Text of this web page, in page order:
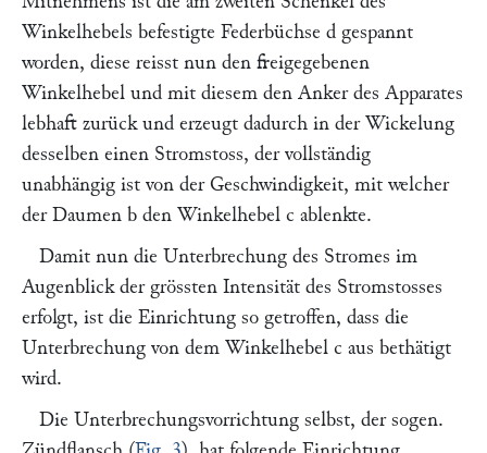
Winkelhebels befestigte Federbüchse d gespannt
worden, diese reisst nun den freigegebenen
Winkelhebel und mit diesem den Anker des Apparates
lebhaft zurück und erzeugt dadurch in der Wickelung
desselben einen Stromstoss, der vollständig
unabhängig ist von der Geschwindigkeit, mit welcher
der Daumen b den Winkelhebel c ablenkte.
Damit nun die Unterbrechung des Stromes im
Augenblick der grössten Intensität des Stromstosses
erfolgt, ist die Einrichtung so getroffen, dass die
Unterbrechung von dem Winkelhebel c aus bethätigt
wird.
Die Unterbrechungsvorrichtung selbst, der sogen.